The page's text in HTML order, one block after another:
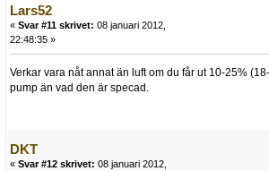
Lars52
« Svar #11 skrivet: 08 januari 2012,
22:48:35 »
Verkar vara nåt annat än luft om du får ut 10-25%
pump än vad den är specad.
DKT
« Svar #12 skrivet: 08 januari 2012,